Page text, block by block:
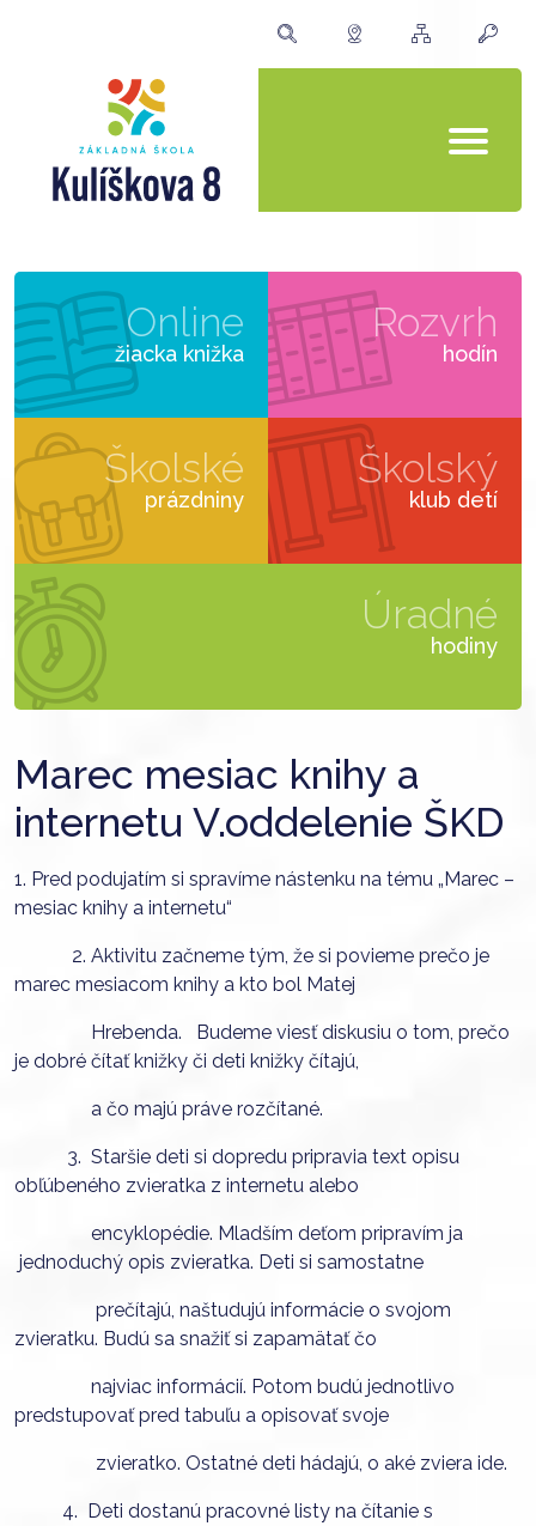
Online
žiacka knižka
Rozvrh
hodín
Školské
prázdniny
Školský
klub detí
Úradné
hodiny
Marec mesiac knihy a
internetu V.oddelenie ŠKD
1. Pred podujatím si spravíme nástenku na tému „Marec –
mesiac knihy a internetu“
2. Aktivitu začneme tým, že si povieme prečo je
marec mesiacom knihy a kto bol Matej
Hrebenda. Budeme viesť diskusiu o tom, prečo
je dobré čítať knižky či deti knižky čítajú,
a čo majú práve rozčítané.
3. Staršie deti si dopredu pripravia text opisu
obľúbeného zvieratka z internetu alebo
encyklopédie. Mladším deťom pripravím ja
jednoduchý opis zvieratka. Deti si samostatne
prečítajú, naštudujú informácie o svojom
zvieratku. Budú sa snažiť si zapamätať čo
najviac informácií. Potom budú jednotlivo
predstupovať pred tabuľu a opisovať svoje
zvieratko. Ostatné deti hádajú, o aké zviera ide.
4. Deti dostanú pracovné listy na čítanie s